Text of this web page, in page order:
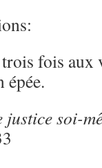
fois aux
épée.
justice soi-